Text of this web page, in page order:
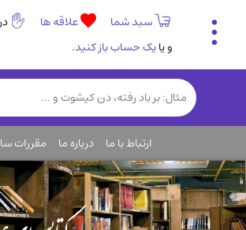
سبد شما علاقه ها
و یایک حساب باز کنید.
تاریخی و فرهنگی
(838)
رمان و داستان ایرانی(307)
روانشناسی(357)
انگلیسی و زبان خارجی(14)
کودکان و نوجوانان(76)
ارتباط با ما درباره ما مقررات